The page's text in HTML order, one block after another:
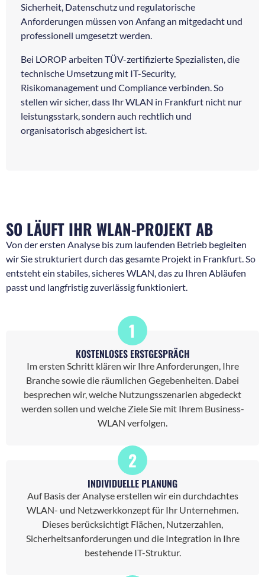
Sicherheit, Datenschutz und regulatorische
Anforderungen müssen von Anfang an mitgedacht und
professionell umgesetzt werden.
Bei LOROP arbeiten TÜV-zertifizierte Spezialisten, die
technische Umsetzung mit IT-Security,
Risikomanagement und Compliance verbinden. So
stellen wir sicher, dass Ihr WLAN in Frankfurt nicht nur
leistungsstark, sondern auch rechtlich und
organisatorisch abgesichert ist.
SO LÄUFT IHR WLAN-PROJEKT AB
Von der ersten Analyse bis zum laufenden Betrieb begleiten
wir Sie strukturiert durch das gesamte Projekt in Frankfurt. So
entsteht ein stabiles, sicheres WLAN, das zu Ihren Abläufen
passt und langfristig zuverlässig funktioniert.
1
KOSTENLOSES ERSTGESPRÄCH
Im ersten Schritt klären wir Ihre Anforderungen, Ihre
Branche sowie die räumlichen Gegebenheiten. Dabei
besprechen wir, welche Nutzungsszenarien abgedeckt
werden sollen und welche Ziele Sie mit Ihrem Business-
WLAN verfolgen.
2
INDIVIDUELLE PLANUNG
Auf Basis der Analyse erstellen wir ein durchdachtes
WLAN- und Netzwerkkonzept für Ihr Unternehmen.
Dieses berücksichtigt Flächen, Nutzerzahlen,
Sicherheitsanforderungen und die Integration in Ihre
bestehende IT-Struktur.